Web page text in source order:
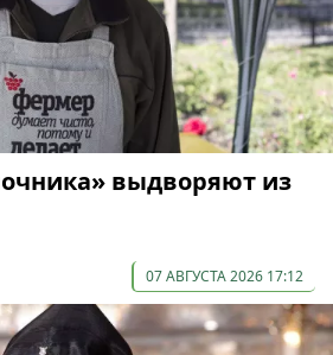
выдворяют из
07 АВГУСТА 2026 17:12